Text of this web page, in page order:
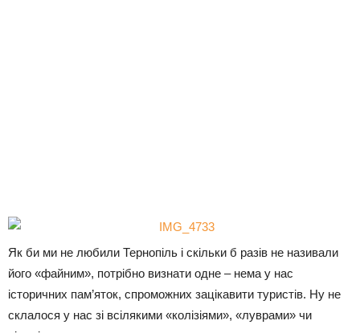
Як би ми не любили Тернопіль і скільки б разів не називали
його «файним», потрібно визнати одне – нема у нас
історичних пам’яток, спроможних зацікавити туристів. Ну не
склалося у нас зі всілякими «колізіями», «луврами» чи